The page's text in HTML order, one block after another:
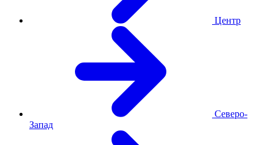
Центр
Северо-
Запад